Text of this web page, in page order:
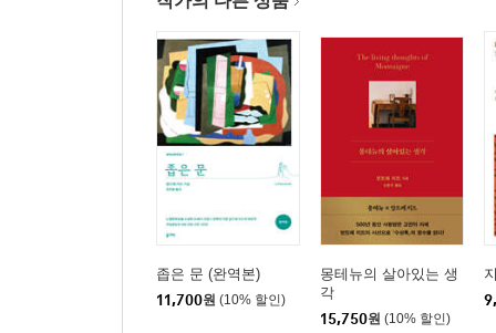
좁은 문 (완역본)
11,700원 (10% 할인)
몽테뉴의 살아있는 생
각
15,750원 (10% 할인)